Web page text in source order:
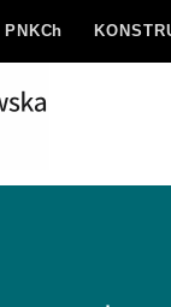
PNKCh